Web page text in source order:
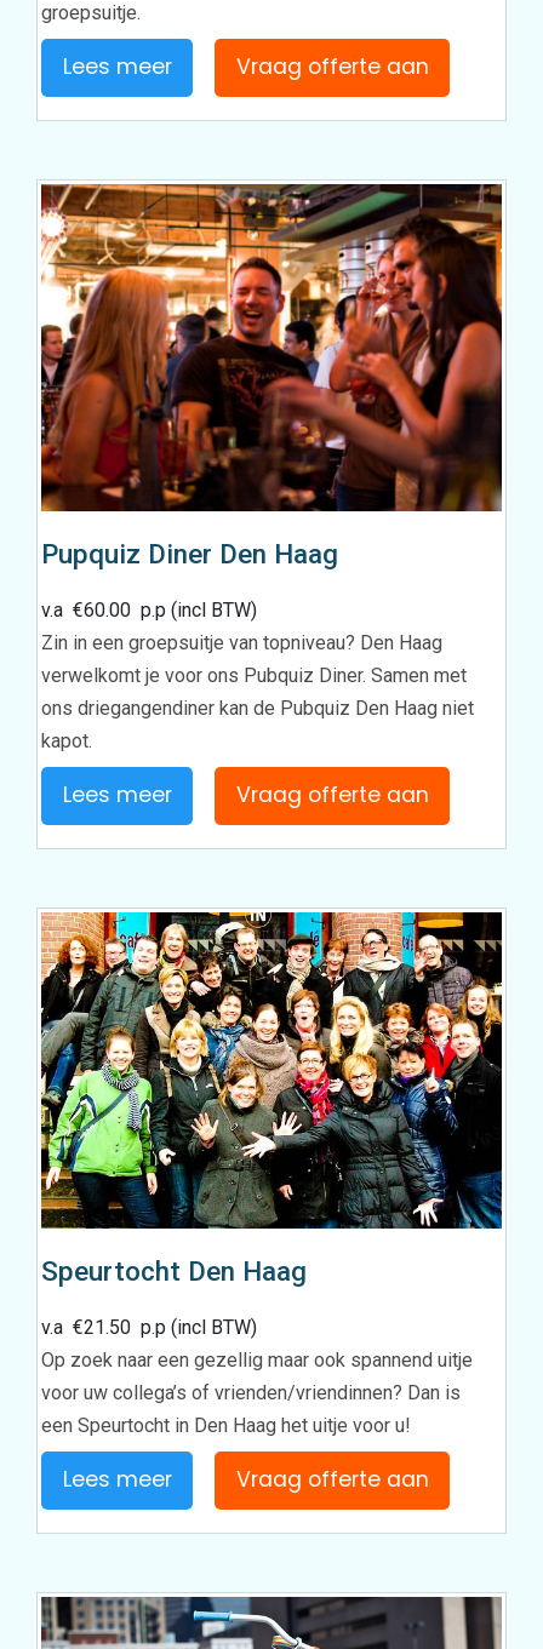
groepsuitje.
Lees meer Vraag offerte aan
Pupquiz Diner Den Haag
v.a€60.00 p.p (incl BTW)
Zin in een groepsuitje van topniveau? Den Haag
verwelkomt je voor ons Pubquiz Diner. Samen met
ons driegangendiner kan de Pubquiz Den Haag niet
kapot.
Lees meer Vraag offerte aan
Speurtocht Den Haag
v.a€21.50 p.p (incl BTW)
Op zoek naar een gezellig maar ook spannend uitje
voor uw collega’s of vrienden/vriendinnen? Dan is
een Speurtocht in Den Haag het uitje voor u!
Lees meer Vraag offerte aan